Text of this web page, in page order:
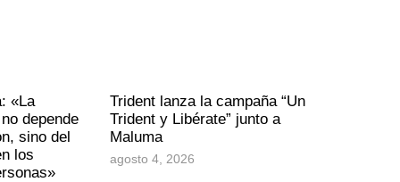
«La
depende
sino del
los
Trident lanza la campaña “Un
Trident y Libérate” junto a
Maluma
agosto 4, 2026